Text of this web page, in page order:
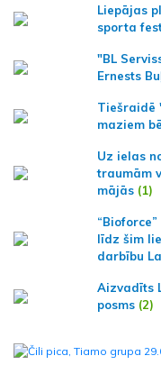
Liepājas
sporta
"BL
Ernests
Tiešraidē
maziem
Uz ielas
traumām
mājās (1)
līdz šim
darbību
Aizvadīts
posms (2)